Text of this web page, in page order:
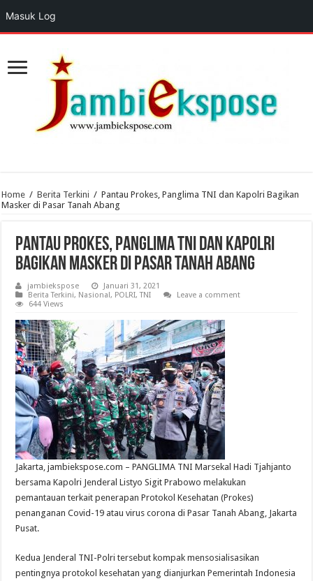
Home / Berita Terkini / Pantau Prokes, Panglima TNI dan Kapolri Bagikan
Masker di Pasar Tanah Abang
Pantau Prokes, Panglima TNI dan Kapolri
Bagikan Masker di Pasar Tanah Abang
jambiekspose
Januari 31, 2021
Berita Terkini, Nasional, POLRI,TNI
Leave a comment
644 Views
Jakarta, jambiekspose.com – PANGLIMA TNI Marsekal Hadi Tjahjanto
bersama Kapolri Jenderal Listyo Sigit Prabowo melakukan
pemantauan terkait penerapan Protokol Kesehatan (Prokes)
penanganan Covid-19 atau virus corona di Pasar Tanah Abang, Jakarta
Pusat.
Kedua Jenderal TNI-Polri tersebut kompak mensosialisasikan
pentingnya protokol kesehatan yang dianjurkan Pemerintah Indonesia
Masuk Log